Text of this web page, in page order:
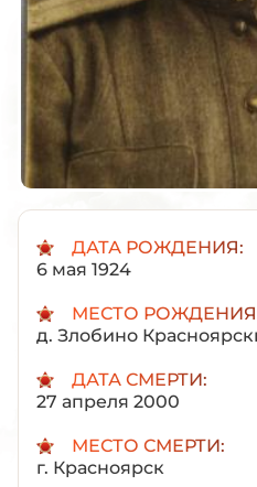
ДАТА РОЖДЕНИЯ:
6 мая 1924
МЕСТО
д. Злобино
ДАТА СМЕРТИ:
27 апреля 2000
МЕСТО СМЕРТИ:
г. Красноярск